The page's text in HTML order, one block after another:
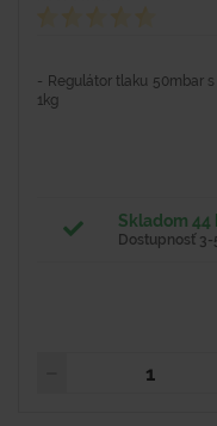
- Regulátor tlaku 50mbar
1kg
Skladom 44
Dostupnosť